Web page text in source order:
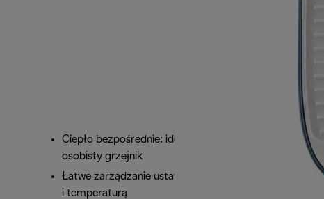
Ciepło bezpośrednie: idealne jako dodatkowy,
osobisty grzejnik
Łatwe zarządzanie ustawieniami mocy
i temperaturą